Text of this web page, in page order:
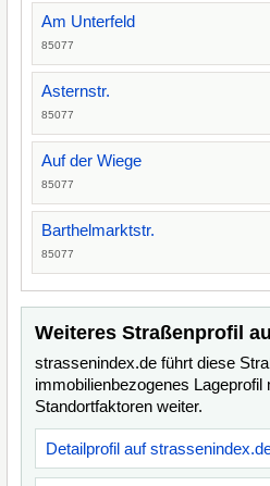
Am Unterfeld
85077
Asternstr.
85077
Auf der Wiege
85077
Barthelmarktstr.
85077
Weiteres Straßenprofil
strassenindex.de führt diese
immobilienbezogenes
Standortfaktoren weiter.
Detailprofil auf